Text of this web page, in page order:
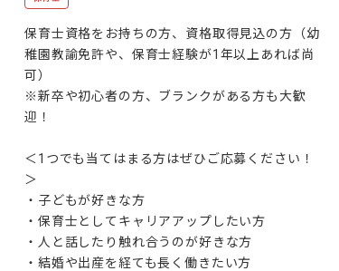
保育士資格をお持ちの方、資格取得見込の方（幼
稚園教諭免許や、保育士経験が1年以上あれば尚
可）
※新卒や初心者の方、ブランクがある方も大歓
迎！
＜1つでも当てはまる方はぜひご応募ください！
＞
・子どもが好きな方
・保育士としてキャリアアップしたい方
・人と話したり触れ合うのが好きな方
・結婚や出産を経ても長く働きたい方